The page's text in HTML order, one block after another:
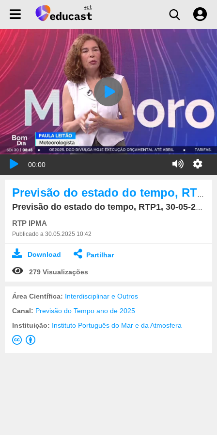
00:00
Previsão do estado do tempo, RTP1, 30-05-2025, IPMA.
RTP IPMA
Publicado a 30.05.2025 10:42
Download Partilhar
279 Visualizações
Área Científica: Interdisciplinar e Outros
Canal: Previsão do Tempo ano de 2025
Instituição: Instituto Português do Mar e da Atmosfera